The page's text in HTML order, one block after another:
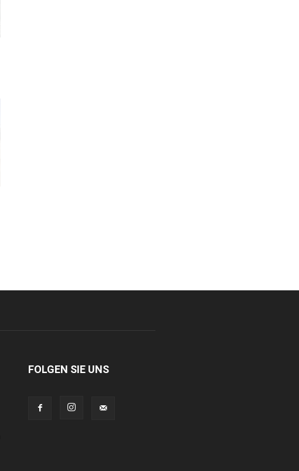
FOLGEN SIE UNS